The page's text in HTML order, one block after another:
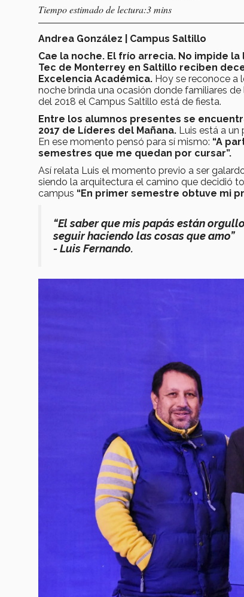
Tiempo estimado de lectura:3 mins
Andrea González | Campus Saltillo
Cae la noche. El frío arrecia. No impide
Tec de Monterrey en Saltillo reciben
Excelencia Académica. Hoy se reconoce a
noche brinda una ocasión donde familiares
del 2018 el Campus Saltillo está de fiesta.
Entre los alumnos presentes se
2017 de Líderes del Mañana. Luis está a un
En ese momento pensó para sí mismo: “A
semestres que me quedan por cursar”.
Así relata Luis el momento previo a ser
siendo la arquitectura el camino que decidió
campus “En primer semestre obtuve mi
“El saber que mis papás están
seguir haciendo las cosas que amo”
- Luis Fernando.